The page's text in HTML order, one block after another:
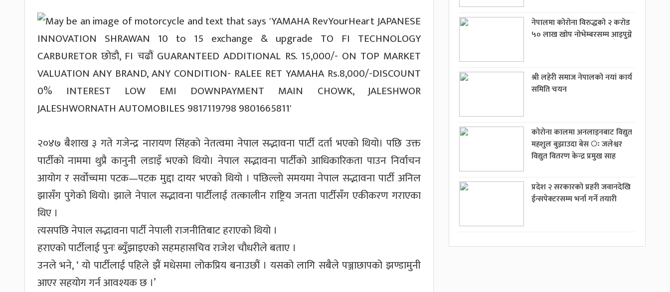
२०४७ बैशाख ३ गते गजेन्द्र नारायण सिंहको नेतत्वमा नेपाल सद्भावना पार्टी दर्ता भएको थियो। पछि उक्त
पार्टीको नाममा थुप्रै कानुनी लडाइँ भएको थियो। नेपाल सद्भावना पार्टीको आधिकारिकता पाउन निर्वाचन
आयोग र सर्वोच्चमा पटक—पटक मुद्दा दायर भएको थियो । पछिल्लो समयमा नेपाल सद्भावना पार्टी अनिल
झासँग पुगेको थियो। झाले नेपाल सद्भावना पार्टीलाई तत्कालीन राष्ट्रिय जनता पार्टीसँग एकीकरण गराएका
थिए ।
त्यसपछि नेपाल सद्भावना पार्टी नेपाली राजनीतिबाट हराएको थियो ।
हराएको पार्टीलाई पुनः ब्युँझाइएको सहमहासचिव राजेश चौधरीले बताए ।
उनले भने, ‘ यो पार्टीलाई पहिले झैं मधेसमा लोकप्रिय बनाउछौं । यसको लागि सबैले पञ्जाछापको झण्डामुनी
आएर सहयोग गर्न आवश्यक छ ।’
नेपालमा कोरोना विरुद्धको २ करोड
५० लाख खोप नोभेम्बरसम्म आइपुग्ने
श्री लहेरी समाज नेपालको नयां कार्य
समिति चयन
कोरोना कालमा अनलाइनबाट विद्युत
महशुल बुझाउदा बेस ः जलेश्वर
विद्युत वितरण केन्द्र प्रमुख साह
प्रदेश २ सरकारको प्रहरी जवानदेखि
ईन्सपेक्टरसम्म भर्ना गर्ने तयारी